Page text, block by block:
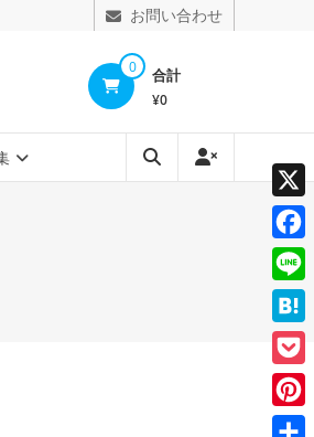
お問い合わせ
0 合計
¥0
X
Line